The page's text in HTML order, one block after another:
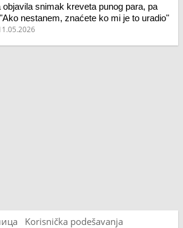
objavila snimak kreveta punog para, pa
nestanem, znaćete ko mi je to uradio"
Korisnička podešavanja